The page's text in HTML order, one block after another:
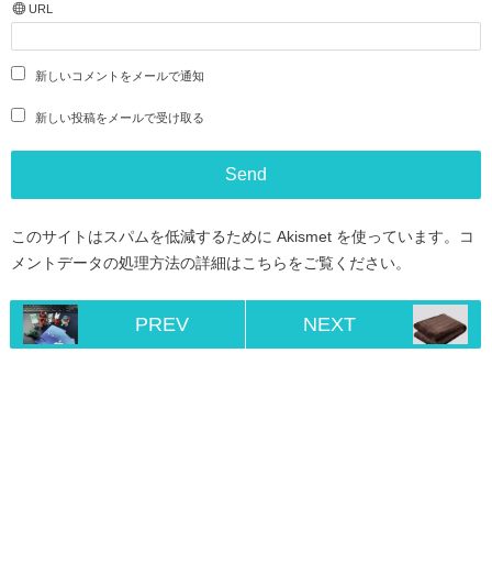
URL
新しいコメントをメールで通知
新しい投稿をメールで受け取る
このサイトはスパムを低減するために Akismet を使っています。
コ
メントデータの処理方法の詳細はこちらをご覧ください。
PREV NEXT